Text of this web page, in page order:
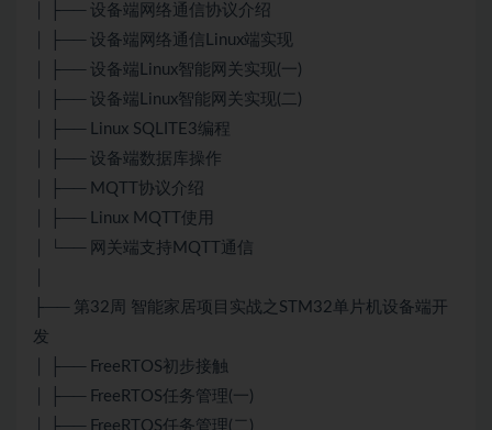
│ ├── 设备端网络通信协议介绍
│ ├── 设备端网络通信Linux端实现
│ ├── 设备端Linux智能网关实现(一)
│ ├── 设备端Linux智能网关实现(二)
│ ├── Linux SQLITE3编程
│ ├── 设备端数据库操作
│ ├── MQTT协议介绍
│ ├── Linux MQTT使用
│ └── 网关端支持MQTT通信
├── 第32周 智能家居项目实战之STM32单片机设备端开
发
│ ├── FreeRTOS初步接触
│ ├── FreeRTOS任务管理(一)
│ ├── FreeRTOS任务管理(二)